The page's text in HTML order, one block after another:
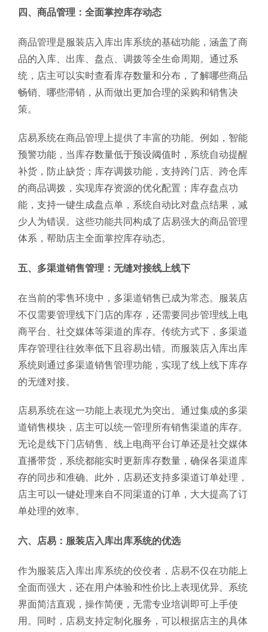
四、商品管理：全面掌控库存动态
商品管理是服装店入库出库系统的基础功能，涵盖了商
品的入库、出库、盘点、调拨等全生命周期。通过系
统，店主可以实时查看库存数量和分布，了解哪些商品
畅销、哪些滞销，从而做出更加合理的采购和销售决
策。
店易系统在商品管理上提供了丰富的功能。例如，智能
预警功能，当库存数量低于预设阈值时，系统自动提醒
补货，防止缺货；库存调拨功能，支持跨门店、跨仓库
的商品调拨，实现库存资源的优化配置；库存盘点功
能，支持一键生成盘点单，系统自动比对盘点结果，减
少人为错误。这些功能共同构成了店易强大的商品管理
体系，帮助店主全面掌控库存动态。
五、多渠道销售管理：无缝对接线上线下
在当前的零售环境中，多渠道销售已成为常态。服装店
不仅需要管理线下门店的库存，还需要同步管理线上电
商平台、社交媒体等渠道的库存。传统方式下，多渠道
库存管理往往效率低下且容易出错。而服装店入库出库
系统则通过多渠道销售管理功能，实现了线上线下库存
的无缝对接。
店易系统在这一功能上表现尤为突出。通过集成的多渠
道销售模块，店主可以统一管理所有销售渠道的库存。
无论是线下门店销售、线上电商平台订单还是社交媒体
直播带货，系统都能实时更新库存数量，确保各渠道库
存的同步和准确。此外，店易还支持多渠道订单处理，
店主可以一键处理来自不同渠道的订单，大大提高了订
单处理的效率。
六、店易：服装店入库出库系统的优选
作为服装店入库出库系统的佼佼者，店易不仅在功能上
全面而强大，还在用户体验和性价比上表现优异。系统
界面简洁直观，操作简便，无需专业培训即可上手使
用。同时，店易支持定制化服务，可以根据店主的具体